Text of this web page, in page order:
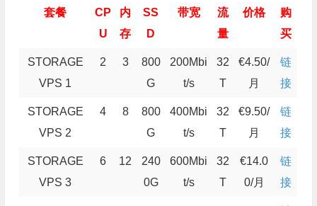
套餐
CP
U
内
存
SS
D
带宽
流
量
价格
购
买
STORAGE
VPS 1
2 3
800
G
200Mbi
t/s
32
T
€4.50/
月
链
接
STORAGE
VPS 2
4 8
800
G
400Mbi
t/s
32
T
€9.50/
月
链
接
STORAGE
VPS 3
6 12
240
0G
600Mbi
t/s
32
T
€14.0
0/月
链
接